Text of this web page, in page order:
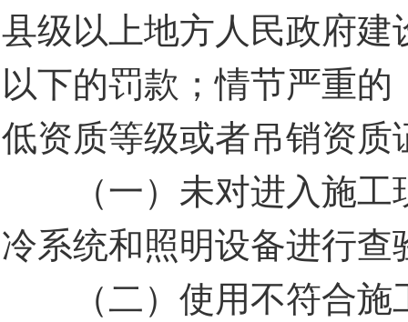
县级以上地方人民政府
以下的罚款；情节严重
低资质等级或者吊销资
（一）未对进入施工
冷系统和照明设备进行查
（二）使用不符合施